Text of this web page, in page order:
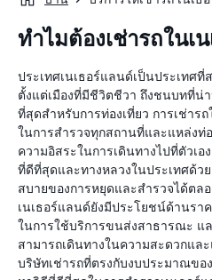
ทำไมต้องเช่ารถในเ
ประเทศเนเธอร์แลนด์เป็นประเทศ
ตั้งแต่เมืองที่มีชีวิตชีวา ถึงชนบทที่น่
ที่สุดสำหรับการท่องเที่ยว การเช่าร
ในการสำรวจทุกสถานที่และแหล่งท่
ความอิสระในการเดินทางไปที่ตัวเอ
ที่ดีที่สุดและทางหลวงในประเทศด้ว
สบายของการหยุดและสำรวจได้ตล
เนเธอร์แลนด์ยังมีประโยชน์ด้านร
ในการใช้บริการขนส่งสาธารณะ แ
สามารถเดินทางในความสะดวกแ
บริษัทเช่ารถที่ตรงกับงบประมาณข